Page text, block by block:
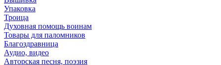
Упаковка
Троица
Духовная помощь воинам
Товары для паломников
Благоздравница
Аудио, видео
Авторская песня, поэзия